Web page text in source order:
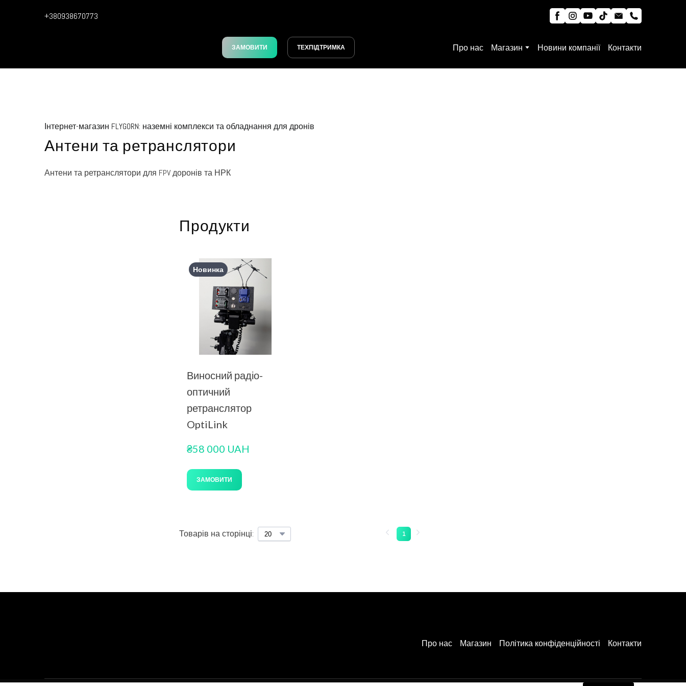
+380938670773
ЗАМОВИТИ ТЕХПІДТРИМКА Про нас Магазин Новини компанії Контакти
Інтернет-магазин FLYGORN: наземні комплекси та обладнання для дронів
Антени та ретранслятори
Антени та ретранслятори для FPV доронів та НРК
Продукти
Новинка
Виносний радіо-
оптичний
ретранслятор
OptiLink
₴58 000 UAH
ЗАМОВИТИ
Товарів на сторінці: 1
Про нас Магазин Політика конфіденційності Контакти